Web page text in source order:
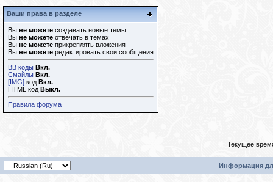
Ваши права в разделе
Вы не можете создавать новые темы
Вы не можете отвечать в темах
Вы не можете прикреплять вложения
Вы не можете редактировать свои сообщения
BB коды Вкл.
Смайлы Вкл.
[IMG] код Вкл.
HTML код Выкл.
Правила форума
Текущее
Информация